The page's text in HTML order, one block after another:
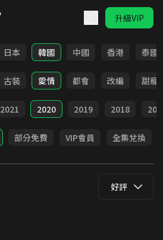
升級VIP
日本 韓國 中國 香港 泰國
古裝 愛情 都會 改編 甜寵
2021 2020 2019 2018
部分免費 VIP會員 全集兌換
好評